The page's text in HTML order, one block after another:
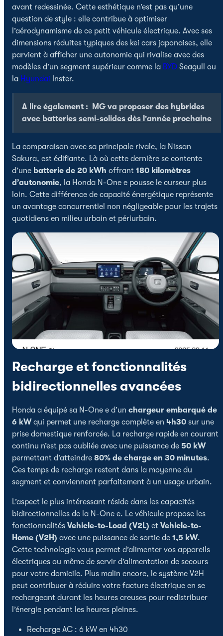
avant redessinée. Cette esthétique n’est pas qu’une
question de style : elle contribue à optimiser
l’aérodynamisme de ce petit véhicule électrique. Avec ses
dimensions réduites typiques des kei cars japonaises, elle
parvient à afficher une autonomie qui rivalise avec des
modèles d’un segment supérieur comme la BYD Seagull ou
la Hyundai Inster.
A lire également :
MG va proposer des hybrides
avec batteries semi-solides dès l'année prochaine
La comparaison avec sa principale rivale, la Nissan
Sakura, est édifiante. Là où cette dernière se contente
d’une batterie de 20 kWh offrant 180 kilomètres
d’autonomie, la Honda N-One e pousse le curseur plus
loin. Cette différence de capacité énergétique représente
un avantage concurrentiel non négligeable pour les trajets
quotidiens en milieu urbain et périurbain.
Recharge et fonctionnalités
bidirectionnelles avancées
Honda a équipé sa N-One e d’un chargeur embarqué de
6 kWqui permet une recharge complète en 4h30 sur une
prise domestique renforcée. La recharge rapide en courant
continu n’est pas oubliée avec une puissance de 50 kW
permettant d’atteindre 80% de charge en 30 minutes.
Ces temps de recharge restent dans la moyenne du
segment et conviennent parfaitement à un usage urbain.
L’aspect le plus intéressant réside dans les capacités
bidirectionnelles de la N-One e. Le véhicule propose les
fonctionnalités Vehicle-to-Load (V2L) et Vehicle-to-
Home (V2H) avec une puissance de sortie de 1,5 kW.
Cette technologie vous permet d’alimenter vos appareils
électriques ou même de servir d’alimentation de secours
pour votre domicile. Plus malin encore, le système V2H
peut contribuer à réduire votre facture électrique en se
rechargeant durant les heures creuses pour redistribuer
l’énergie pendant les heures pleines.
Recharge AC : 6 kW en 4h30